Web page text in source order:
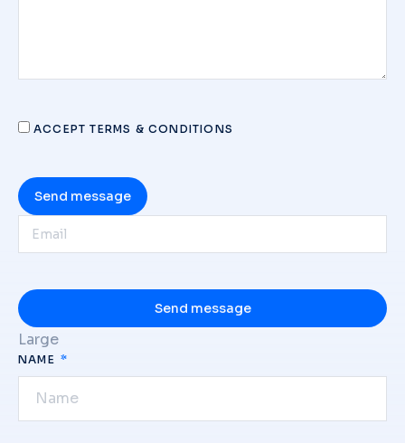
ACCEPT TERMS & CONDITIONS
Send message
Send message
Large
NAME